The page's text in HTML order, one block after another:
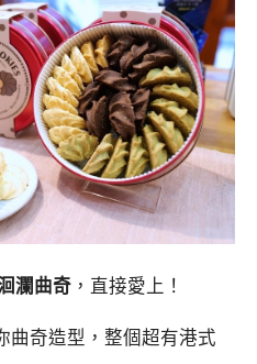
瀾曲奇 ，直接愛上！
曲奇造型，整個超有港式